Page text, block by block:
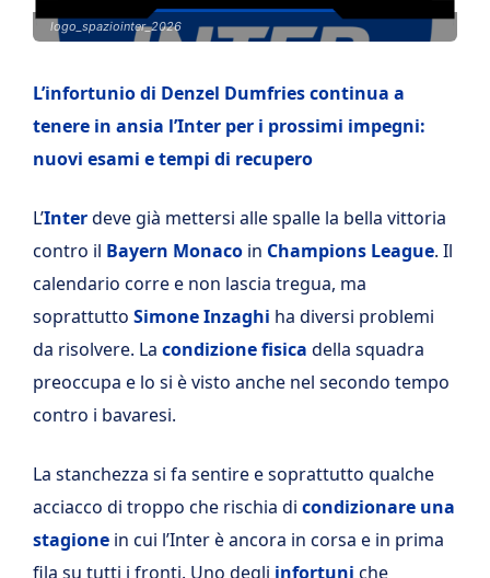
logo_spaziointer_2026
L’infortunio di Denzel Dumfries continua a
tenere in ansia l’Inter per i prossimi impegni:
nuovi esami e tempi di recupero
L’Interdeve già mettersi alle spalle la bella vittoria
contro il Bayern Monaco in Champions League. Il
calendario corre e non lascia tregua, ma
soprattutto Simone Inzaghi ha diversi problemi
da risolvere. La condizione fisica della squadra
preoccupa e lo si è visto anche nel secondo tempo
contro i bavaresi.
La stanchezza si fa sentire e soprattutto qualche
acciacco di troppo che rischia di condizionare una
stagione in cui l’Inter è ancora in corsa e in prima
fila su tutti i fronti. Uno degli infortuni che